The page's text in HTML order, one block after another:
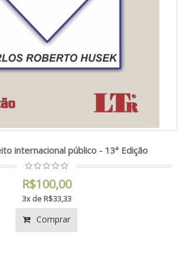
internacional público - 13ª Edição
R$100,00
3x de R$33,33
Comprar